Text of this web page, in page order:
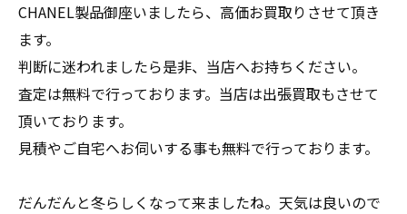
CHANEL製品御座いましたら、高価お買取りさせて頂き
ます。
判断に迷われましたら是非、当店へお持ちください。
査定は無料で行っております。当店は出張買取もさせて
頂いております。
見積やご自宅へお伺いする事も無料で行っております。
だんだんと冬らしくなって来ましたね。天気は良いので